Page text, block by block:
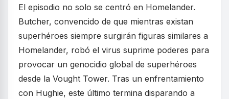
El episodio no solo se centró en Homelander.
Butcher, convencido de que mientras existan
superhéroes siempre surgirán figuras similares a
Homelander, robó el virus suprime poderes para
provocar un genocidio global de superhéroes
desde la Vought Tower. Tras un enfrentamiento
con Hughie, este último termina disparando a